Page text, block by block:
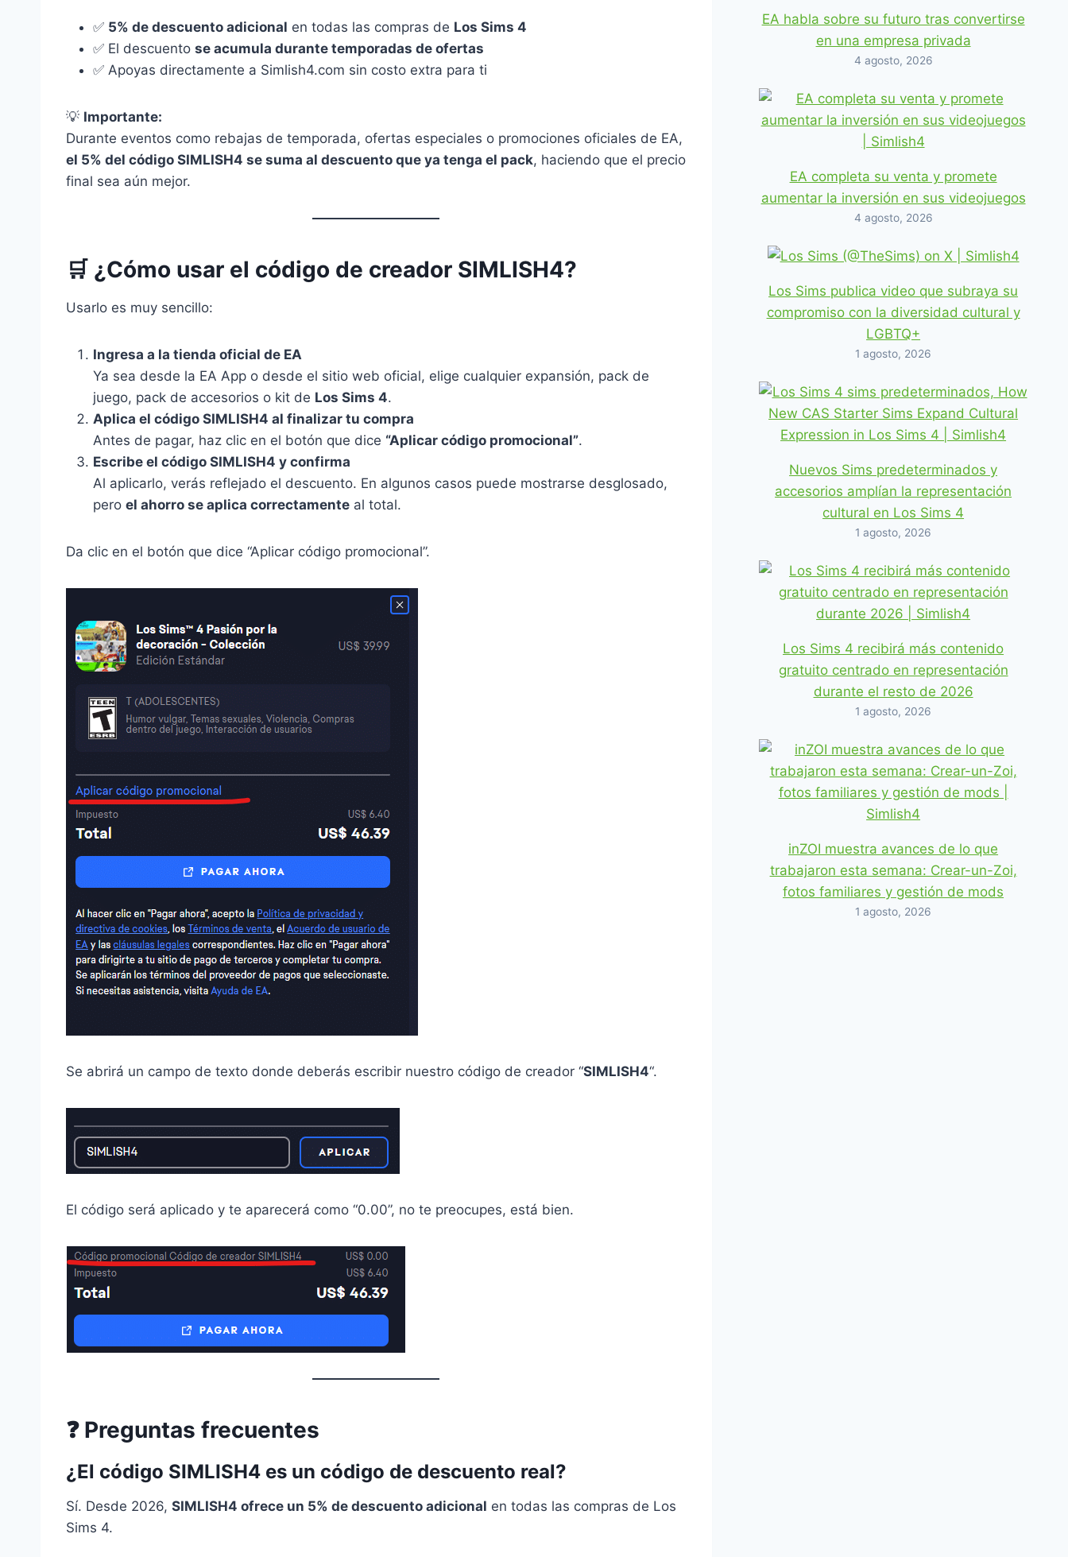
✅ 5% de descuento adicional en todas las compras de Los Sims 4
✅ El descuento se acumula durante temporadas de ofertas
✅ Apoyas directamente a Simlish4.com sin costo extra para ti
💡 Importante:
Durante eventos como rebajas de temporada, ofertas especiales o promociones oficiales de EA,
el 5% del código SIMLISH4 se suma al descuento que ya tenga el pack, haciendo que el precio
final sea aún mejor.
🛒 ¿Cómo usar el código de creador SIMLISH4?
Usarlo es muy sencillo:
Ingresa a la tienda oficial de EA
Ya sea desde la EA App o desde el sitio web oficial, elige cualquier expansión, pack de
juego, pack de accesorios o kit de Los Sims 4.
Aplica el código SIMLISH4 al finalizar tu compra
Antes de pagar, haz clic en el botón que dice “Aplicar código promocional”.
Escribe el código SIMLISH4 y confirma
Al aplicarlo, verás reflejado el descuento. En algunos casos puede mostrarse desglosado,
pero el ahorro se aplica correctamente al total.
Da clic en el botón que dice “Aplicar código promocional”.
Se abrirá un campo de texto donde deberás escribir nuestro código de creador “SIMLISH4“.
El código será aplicado y te aparecerá como “0.00”, no te preocupes, está bien.
❓ Preguntas frecuentes
¿El código SIMLISH4 es un código de descuento real?
Sí. Desde 2026, SIMLISH4 ofrece un 5% de descuento adicional en todas las compras de Los
Sims 4.
EA habla sobre su futuro tras convertirse
en una empresa privada
4 agosto, 2026
EA completa su venta y promete
aumentar la inversión en sus videojuegos
4 agosto, 2026
Los Sims publica video que subraya su
compromiso con la diversidad cultural y
LGBTQ+
1 agosto, 2026
Nuevos Sims predeterminados y
accesorios amplían la representación
cultural en Los Sims 4
1 agosto, 2026
Los Sims 4 recibirá más contenido
gratuito centrado en representación
durante el resto de 2026
1 agosto, 2026
inZOI muestra avances de lo que
trabajaron esta semana: Crear-un-Zoi,
fotos familiares y gestión de mods
1 agosto, 2026